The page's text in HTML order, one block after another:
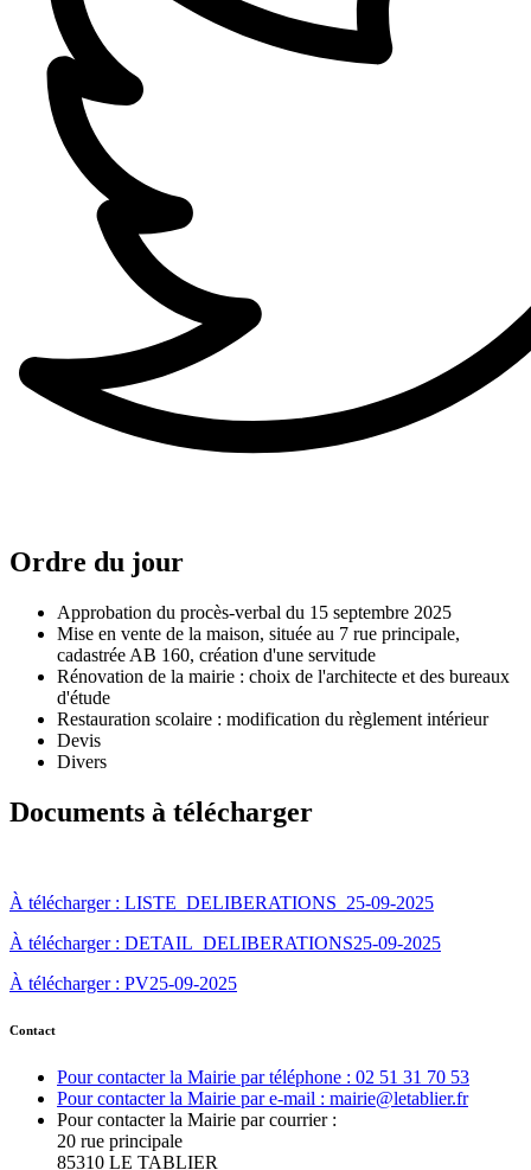
Ordre du jour
Approbation du procès-verbal du 15 septembre 2025
Mise en vente de la maison, située au 7 rue principale,
cadastrée AB 160, création d'une servitude
Rénovation de la mairie : choix de l'architecte et des bureaux
d'étude
Restauration scolaire : modification du règlement intérieur
Devis
Divers
Documents à télécharger
À télécharger : LISTE_DELIBERATIONS_25-09-2025
À télécharger : DETAIL_DELIBERATIONS25-09-2025
À télécharger : PV25-09-2025
Contact
Pour contacter la Mairie par téléphone : 02 51 31 70 53
Pour contacter la Mairie par e-mail : mairie@letablier.fr
Pour contacter la Mairie par courrier :
20 rue principale
85310 LE TABLIER